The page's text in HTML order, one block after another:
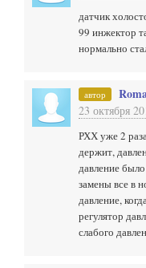
датчик
99 инжектор
нормально
автор
23 октября
РХХ уже 2
держит,
давление
замены все в
давление,
регулятор
слабого